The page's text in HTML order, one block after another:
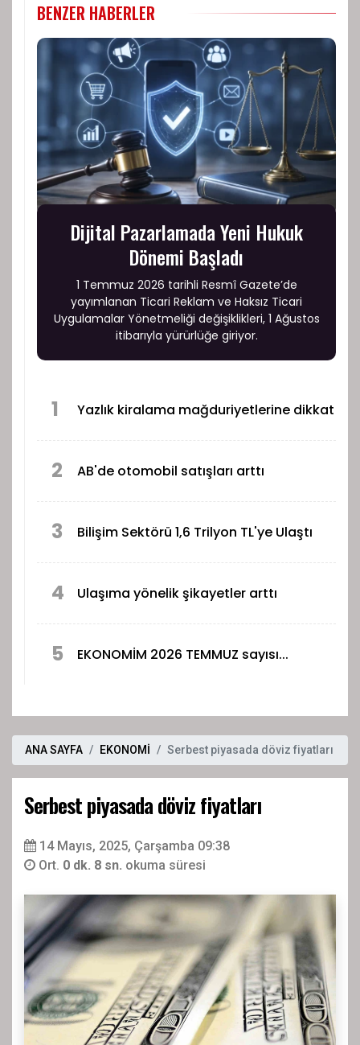
BENZER HABERLER
Dijital Pazarlamada Yeni Hukuk
Dönemi Başladı
1 Temmuz 2026 tarihli Resmî Gazete’de
yayımlanan Ticari Reklam ve Haksız Ticari
Uygulamalar Yönetmeliği değişiklikleri, 1 Ağustos
itibarıyla yürürlüğe giriyor.
1 Yazlık kiralama mağduriyetlerine dikkat
2 AB'de otomobil satışları arttı
3 Bilişim Sektörü 1,6 Trilyon TL'ye Ulaştı
4 Ulaşıma yönelik şikayetler arttı
5 EKONOMİM 2026 TEMMUZ sayısı...
ANA SAYFA EKONOMİ Serbest piyasada döviz fiyatları
Serbest piyasada döviz fiyatları
14 Mayıs, 2025, Çarşamba 09:38
Ort. 0 dk. 8 sn. okuma süresi